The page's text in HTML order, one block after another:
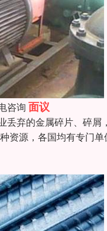
咨询 面议
丢弃的金属碎片、碎
资源，各国均有专门